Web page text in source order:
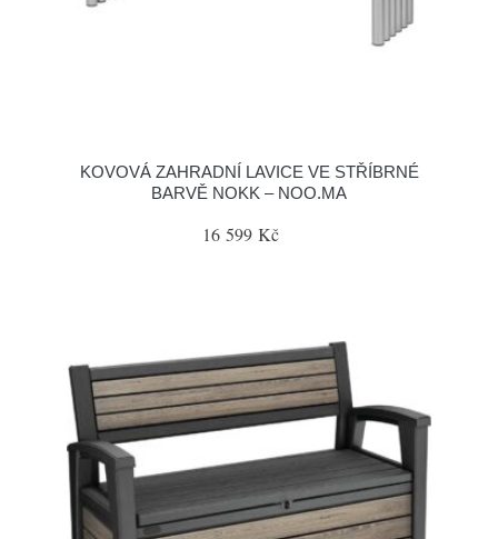
KOVOVÁ ZAHRADNÍ LAVICE VE STŘÍBRNÉ
BARVĚ NOKK – NOO.MA
16 599 Kč